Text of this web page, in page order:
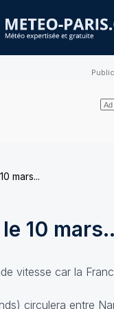
mars...
10
vitesse car la
circulera entre